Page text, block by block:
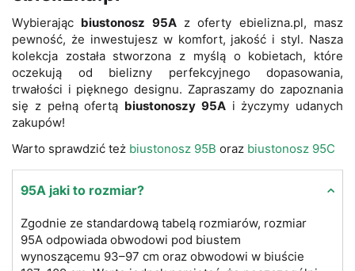
Wybierając biustonosz 95Az oferty ebielizna.pl, masz
pewność, że inwestujesz w komfort, jakość i styl. Nasza
kolekcja została stworzona z myślą o kobietach, które
oczekują od bielizny perfekcyjnego dopasowania,
trwałości i pięknego designu. Zapraszamy do zapoznania
się z pełną ofertą biustonoszy 95Ai życzymy udanych
zakupów!
Warto sprawdzić też biustonosz 95B oraz biustonosz 95C
95A jaki to rozmiar?
Zgodnie ze standardową tabelą rozmiarów, rozmiar
95A odpowiada obwodowi pod biustem
wynoszącemu 93–97 cm oraz obwodowi w biuście